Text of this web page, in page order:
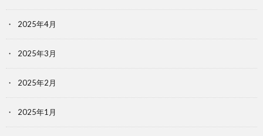
2025年4月
2025年3月
2025年2月
2025年1月